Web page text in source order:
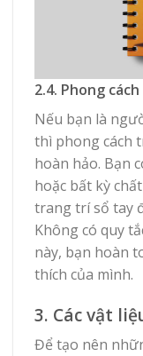
2.4. Phong
Nếu bạn là
thì phong cách
hoàn hảo. Bạn
hoặc bất kỳ
trang trí sổ tay
Không có quy
này, bạn hoàn
thích của mình.
3. Các vật
Để tạo nên